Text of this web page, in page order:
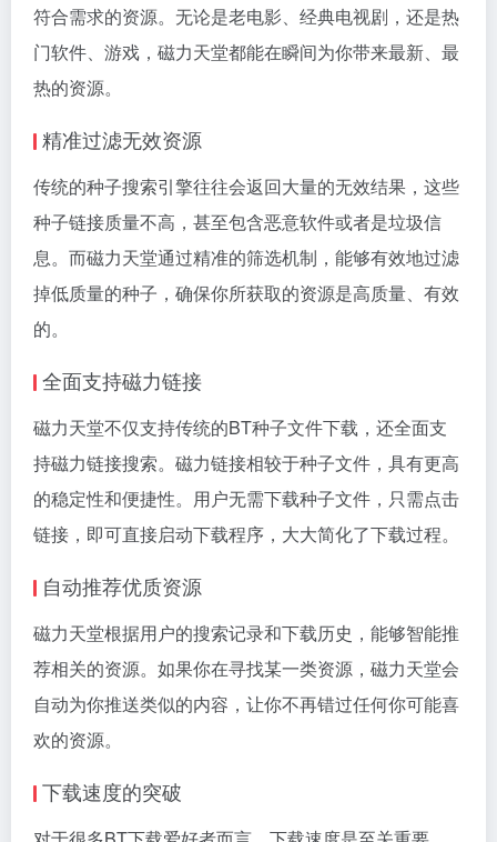
符合需求的资源。无论是老电影、经典电视剧，还是热
门软件、游戏，磁力天堂都能在瞬间为你带来最新、最
热的资源。
精准过滤无效资源
传统的种子搜索引擎往往会返回大量的无效结果，这些
种子链接质量不高，甚至包含恶意软件或者是垃圾信
息。而磁力天堂通过精准的筛选机制，能够有效地过滤
掉低质量的种子，确保你所获取的资源是高质量、有效
的。
全面支持磁力链接
磁力天堂不仅支持传统的BT种子文件下载，还全面支
持磁力链接搜索。磁力链接相较于种子文件，具有更高
的稳定性和便捷性。用户无需下载种子文件，只需点击
链接，即可直接启动下载程序，大大简化了下载过程。
自动推荐优质资源
磁力天堂根据用户的搜索记录和下载历史，能够智能推
荐相关的资源。如果你在寻找某一类资源，磁力天堂会
自动为你推送类似的内容，让你不再错过任何你可能喜
欢的资源。
下载速度的突破